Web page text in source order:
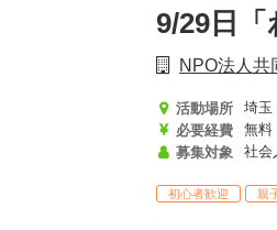
9/29日
NPO法人共
活動場所
埼玉
必要経費
無料
募集対象
初心者歓迎 親